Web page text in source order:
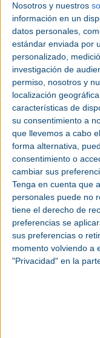
Nosotros y nuestros
información en un
datos personales,
estándar enviada por
personalizado,
investigación de
permiso, nosotros y
localización
características de
su consentimiento a
que llevemos a cabo
forma alternativa,
consentimiento o
cambiar sus
Tenga en cuenta que
personales puede no
tiene el derecho de
preferencias se
sus preferencias o
momento volviendo a
"Privacidad" en la
IMTS 2024
de
68 sesiones
IMTS | Las
tratarán sobre
procesos
calidad e